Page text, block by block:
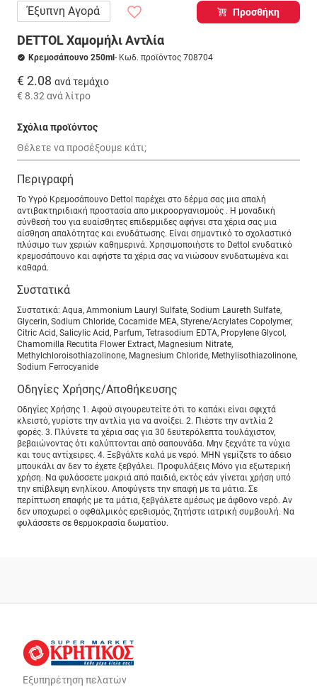
Έξυπνη Αγορά Προσθήκη
DETTOL Χαμομήλι Αντλία
Κρεμοσάπουνο 250ml - Κωδ. προϊόντος 708704
€ 2.08 ανά τεμάχιο
€ 8.32 ανά λίτρο
Σχόλια προϊόντος
Περιγραφή
Το Υγρό Κρεμοσάπουνο Dettol παρέχει στο δέρμα σας μια απαλή
αντιβακτηριδιακή προστασία απο μικροοργανισμούς . Η μοναδική
σύνθεσή του για ευαίσθητες επιδερμιδες αφήνει στα χέρια σας μια
αίσθηση απαλότητας και ενυδάτωσης. Είναι σημαντικό το σχολαστικό
πλύσιμο των χεριών καθημερινά. Χρησιμοποιήστε το Dettol ενυδατικό
κρεμοσάπουνο και αφήστε τα χέρια σας να νιώσουν ενυδατωμένα και
καθαρά.
Συστατικά
Συστατικά: Aqua, Ammonium Lauryl Sulfate, Sodium Laureth Sulfate,
Glycerin, Sodium Chloride, Cocamide MEA, Styrene/Acrylates Copolymer,
Citric Acid, Salicylic Acid, Parfum, Tetrasodium EDTA, Propylene Glycol,
Chamomilla Recutita Flower Extract, Magnesium Nitrate,
Methylchloroisothiazolinone, Magnesium Chloride, Methylisothiazolinone,
Sodium Ferrocyanide
Οδηγίες Χρήσης/Αποθήκευσης
Οδηγίες Χρήσης 1. Αφού σιγουρευτείτε ότι το καπάκι είναι σφιχτά
κλειστό, γυρίστε την αντλία για να ανοίξει. 2. Πιέστε την αντλία 2
φορές. 3. Πλύνετε τα χέρια σας για 30 δευτερόλεπτα τουλάχιστον,
βεβαιώνοντας ότι καλύπτονται από σαπουνάδα. Μην ξεχνάτε τα νύχια
και τους αντίχειρες. 4. Ξεβγάλτε καλά με νερό. ΜΗΝ γεμίζετε το άδειο
μπουκάλι αν δεν το έχετε ξεβγάλει. Προφυλάξεις Μόνο για εξωτερική
χρήση. Να φυλάσσετε μακριά από παιδιά, εκτός εάν γίνεται χρήση υπό
την επίβλεψη ενηλίκου. Αποφύγετε την επαφή με τα μάτια. Σε
περίπτωση επαφής με τα μάτια, ξεβγάλετε αμέσως με άφθονο νερό. Αν
δεν υποχωρεί ο οφθαλμικός ερεθισμός, ζητήστε ιατρική συμβουλή. Να
φυλάσσετε σε θερμοκρασία δωματίου.
Εξυπηρέτηση πελατών